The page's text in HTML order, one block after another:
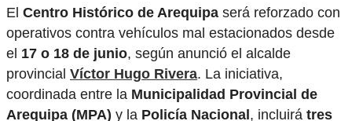
El Centro Histórico de Arequipa será reforzado con
operativos contra vehículos mal estacionados desde
el 17 o 18 de junio, según anunció el alcalde
provincial Víctor Hugo Rivera. La iniciativa,
coordinada entre la Municipalidad Provincial de
Arequipa (MPA) y la Policía Nacional, incluirá tres